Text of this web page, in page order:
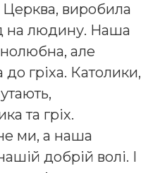
Церква, виробила
на людину. Наша
але
гріха. Католики,
та гріх.
ми, а наша
добрій волі. І